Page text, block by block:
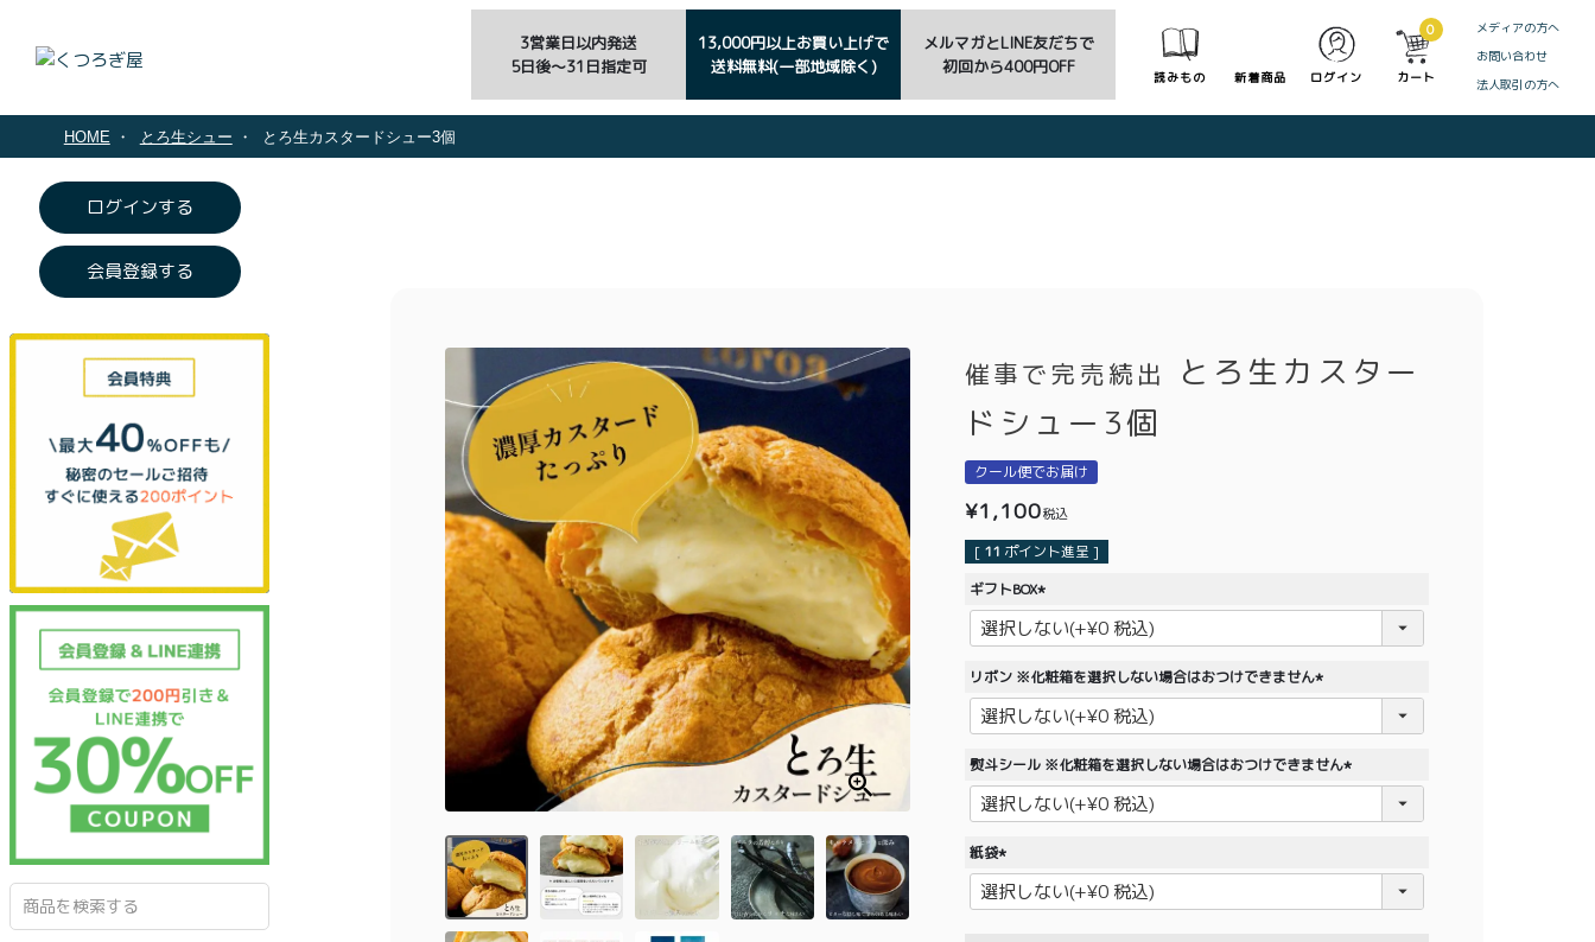
3営業日以内発送
5日後〜31日指定可
13,000円以上お買い上げで
送料無料(一部地域除く)
メルマガとLINE友だちで
初回から400円OFF
読みもの 新着商品 ログイン
0
カート
メディアの方へ
お問い合わせ
法人取引の方へ
CLOSE
HOME とろ生シュー とろ生カスタードシュー3個
催事で完売続出
とろ生カスター
ドシュー3個
クール便でお届け
¥1,100税込
[ 11 ポイント進呈 ]
ギフトBOX
(
必
)
リボン ※化粧箱を選択しない場合はおつけできません
必
)
熨斗シール ※化粧箱を選択しない場合はおつけできません
必
紙袋
(
必
ログインする
会員登録する